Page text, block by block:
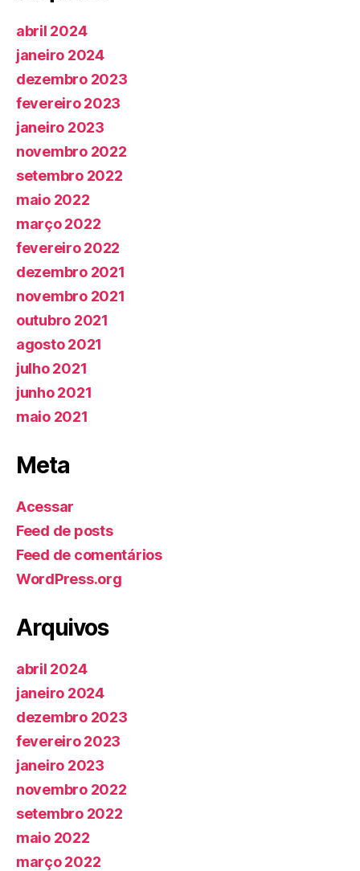
abril 2024
janeiro 2024
dezembro 2023
fevereiro 2023
janeiro 2023
novembro 2022
setembro 2022
maio 2022
março 2022
fevereiro 2022
dezembro 2021
novembro 2021
outubro 2021
agosto 2021
julho 2021
junho 2021
maio 2021
Meta
Acessar
Feed de posts
Feed de comentários
WordPress.org
Arquivos
abril 2024
janeiro 2024
dezembro 2023
fevereiro 2023
janeiro 2023
novembro 2022
setembro 2022
maio 2022
março 2022